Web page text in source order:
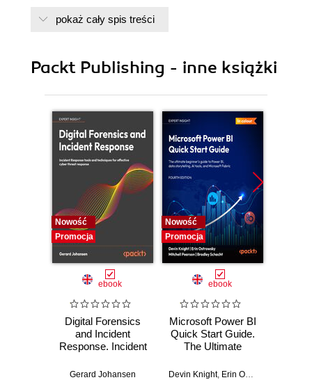
8. Dealing with Legacy Code
11. Production-ready
pokaż cały spis treści
Packt Publishing - inne książki
Nowość
Promocja
ebook
Digital Forensics
and Incident
Response. Incident
and techniques for
Gerard Johansen
Nowość
Promocja
ebook
Microsoft Power BI
Quick Start Guide.
The Ultimate
to Power BI, Data
Devin Knight, Erin Ostrowsky